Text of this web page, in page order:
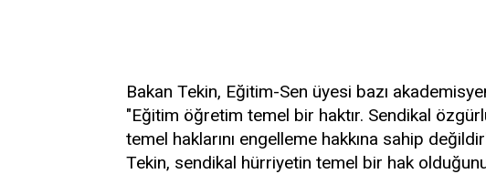
Bakan Tekin, Eğitim-Sen üyesi bazı
"Eğitim öğretim temel bir haktır. Sendikal
temel haklarını engelleme hakkına sahip
Tekin, sendikal hürriyetin temel bir hak